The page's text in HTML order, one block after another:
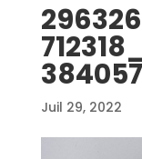
Juil 29, 2022